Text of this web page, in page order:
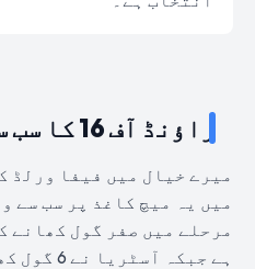
راؤنڈ آف 16 کا سب سے واضح میچ
میں یہ میچ کاغذ پر سب سے
مرحلے میں صفر گول کھانے
ہے جبکہ